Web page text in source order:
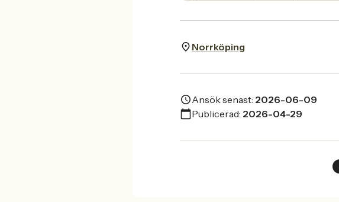
Norrköping
Ansök senast: 2026-06-09
Publicerad: 2026-04-29